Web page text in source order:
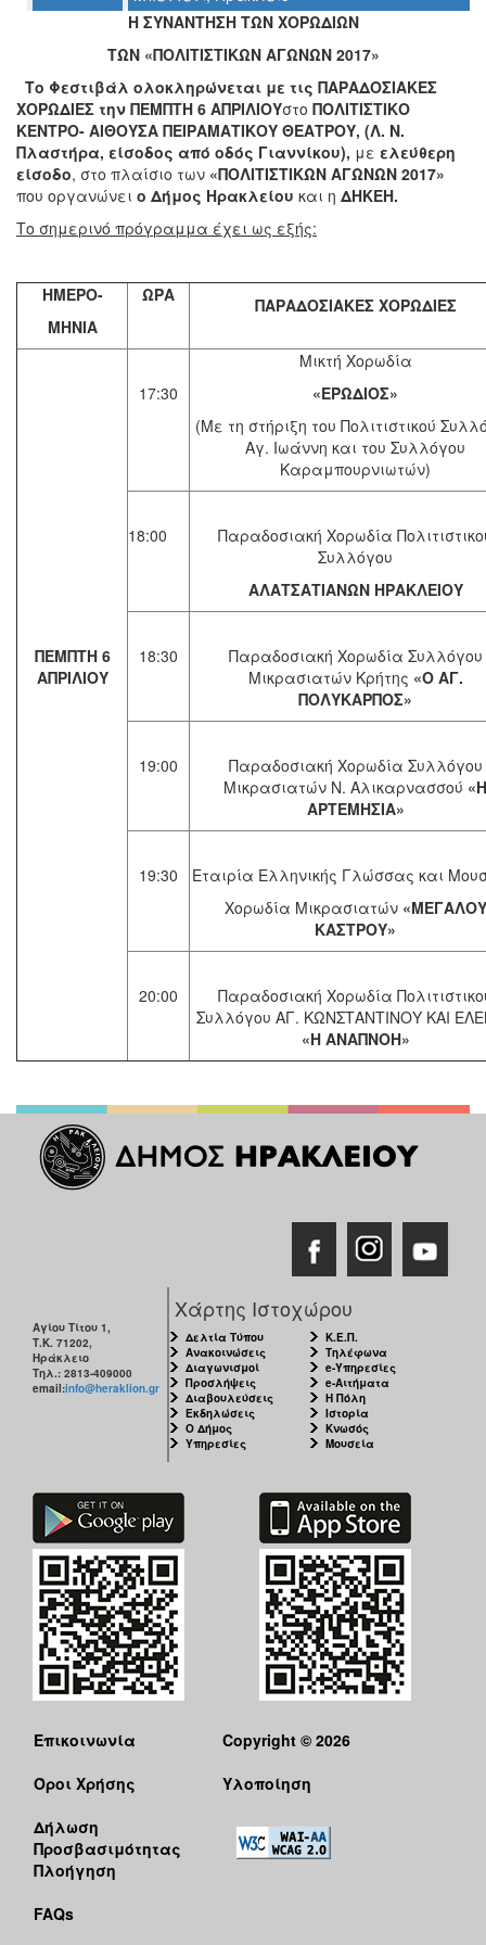
ΔΗΜΟΣ
ΠΟΛΙΤΙΣΜΟΣ
ΑΝΘΕΚΤΙΚΗ
Η ΣΥΝΑΝΤΗΣΗ ΤΩΝ ΧΟΡΩΔΙΩΝ
ΤΩΝ «ΠΟΛΙΤΙΣΤΙΚΩΝ ΑΓΩΝΩΝ 2017»
Το Φεστιβάλ ολοκληρώνεται με τις ΠΑΡΑΔΟΣΙΑΚΕΣ
ΧΟΡΩΔΙΕΣ την ΠΕΜΠΤΗ 6 ΑΠΡΙΛΙΟΥστο ΠΟΛΙΤΙΣΤΙΚΟ
ΚΕΝΤΡΟ- ΑΙΘΟΥΣΑ ΠΕΙΡΑΜΑΤΙΚΟΥ ΘΕΑΤΡΟΥ, (Λ. Ν.
Πλαστήρα, είσοδος από οδός Γιαννίκου), με ελεύθερη
είσοδο, στο πλαίσιο των «ΠΟΛΙΤΙΣΤΙΚΩΝ ΑΓΩΝΩΝ 2017»
που οργανώνει ο Δήμος Ηρακλείου και η ΔΗΚΕΗ.
Το σημερινό πρόγραμμα έχει ως εξής:
ΗΜΕΡΟ-
ΜΗΝΙΑ
ΩΡΑ ΠΑΡΑΔΟΣΙΑΚΕΣ ΧΟΡΩΔΙΕΣ
ΠΕΜΠΤΗ 6
ΑΠΡΙΛΙΟΥ
17:30
Μικτή Χορωδία
«ΕΡΩΔIΟΣ»
(Με τη στήριξη του Πολιτιστικού
Αγ. Ιωάννη και του Συλλόγου
Καραμπουρνιωτών)
18:00
Παραδοσιακή Χορωδία
Συλλόγου
ΑΛΑΤΣΑΤΙΑΝΩΝ ΗΡΑΚΛΕΙΟΥ
18:30
Παραδοσιακή Χορωδία Συλλόγου
Μικρασιατών Κρήτης «Ο ΑΓ.
ΠΟΛΥΚΑΡΠΟΣ»
19:00
Παραδοσιακή Χορωδία Συλλόγου
Μικρασιατών Ν. Αλικαρνασσού «Η
ΑΡΤΕΜΗΣΙΑ»
19:30
Εταιρία Ελληνικής Γλώσσας και
Χορωδία Μικρασιατών «ΜΕΓΑΛΟΥ
ΚΑΣΤΡΟΥ»
20:00
Παραδοσιακή Χορωδία
Συλλόγου ΑΓ. ΚΩΝΣΤΑΝΤΙΝΟΥ ΚΑΙ
«Η ΑΝΑΠΝΟΗ»
Αγίου Τίτου 1,
Τ.Κ. 71202,
Ηράκλειο
Τηλ.: 2813-409000
email:info@heraklion.gr
Χάρτης Ιστοχώρου
Δελτία Τύπου
Ανακοινώσεις
Διαγωνισμοί
Προσλήψεις
Διαβουλεύσεις
Εκδηλώσεις
Ο Δήμος
Υπηρεσίες
Κ.Ε.Π.
Τηλέφωνα
e-Υπηρεσίες
e-Αιτήματα
Η Πόλη
Ιστορία
Κνωσός
Μουσεία
Επικοινωνία
Όροι Χρήσης
Δήλωση
Προσβασιμότητας
Πλοήγηση
FAQs
Copyright © 2026
Υλοποίηση